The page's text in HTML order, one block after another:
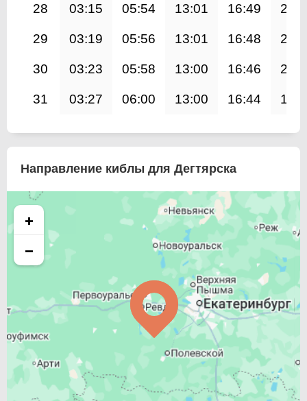
28 03:15 05:54 13:01 16:49
29 03:19 05:56 13:01 16:48
30 03:23 05:58 13:00 16:46
31 03:27 06:00 13:00 16:44
Направление киблы для Дегтярска
+
−